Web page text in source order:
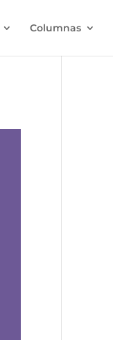
Columnas